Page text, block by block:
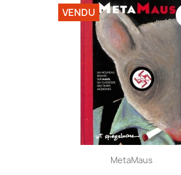
MetaMaus
VENDU